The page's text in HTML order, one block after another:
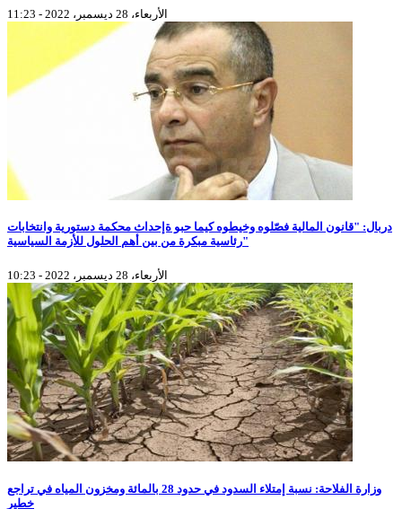
الأربعاء، 28 ديسمبر، 2022 - 11:23
دربال: "قانون المالية فصّلوه وخيطوه كيما حبو ةإحداث محكمة دستورية وانتخابات
رئاسية مبكرة من بين أهم الحلول للأزمة السياسية"
الأربعاء، 28 ديسمبر، 2022 - 10:23
وزارة الفلاحة: نسبة إمتلاء السدود في حدود 28 بالمائة ومخزون المياه في تراجع
خطير